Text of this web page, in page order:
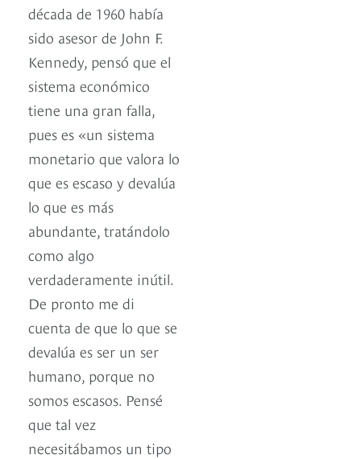
década de 1960 había
sido asesor de John F.
Kennedy, pensó que el
sistema económico
tiene una gran falla,
pues es «un sistema
monetario que valora lo
que es escaso y devalúa
lo que es más
abundante, tratándolo
como algo
verdaderamente inútil.
De pronto me di
cuenta de que lo que se
devalúa es ser un ser
humano, porque no
somos escasos. Pensé
que tal vez
necesitábamos un tipo